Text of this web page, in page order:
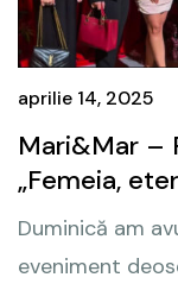
aprilie 14, 2025
Mari&Mar –
„Femeia,
Duminică am
eveniment